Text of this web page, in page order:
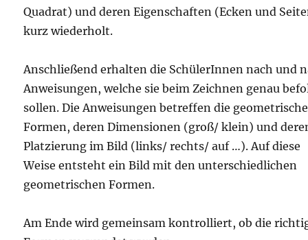
Quadrat) und deren Eigenschaften (Ecken und
kurz wiederholt.
Anschließend erhalten die SchülerInnen nach und
Anweisungen, welche sie beim Zeichnen genau
sollen. Die Anweisungen betreffen die
Formen, deren Dimensionen (groß/ klein) und
Platzierung im Bild (links/ rechts/ auf …). Auf diese
Weise entsteht ein Bild mit den unterschiedlichen
geometrischen Formen.
Am Ende wird gemeinsam kontrolliert, ob die